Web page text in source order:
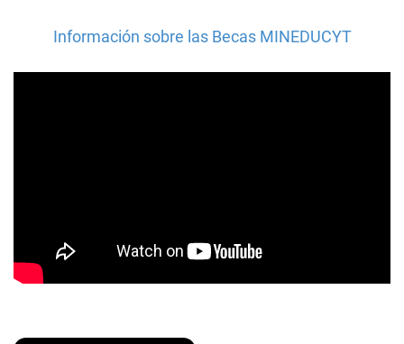
Información sobre las Becas MINEDUCYT